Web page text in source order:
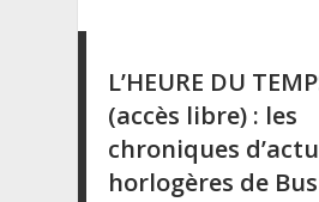
L’HEURE DU
(accès libre) : les
chroniques
horlogères de